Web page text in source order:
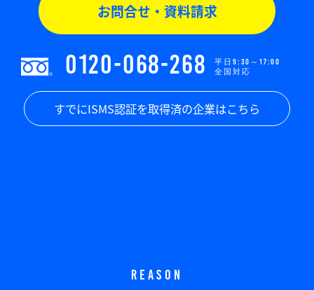
お問合せ・資料請求
0120-068-268
平日9:30～17:00
全国対応
すでにISMS認証を取得済の企業はこちら
REASON